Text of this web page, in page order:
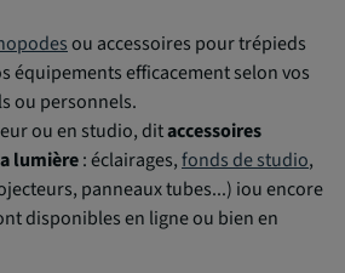
ou accessoires pour trépieds
équipements efficacement selon vos
ou personnels.
ou en studio, ditaccessoires
lumière: éclairages,fonds de studio,
panneaux tubes...) iou encore
disponibles en ligne ou bien en